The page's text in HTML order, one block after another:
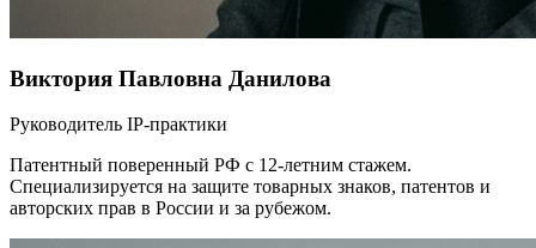
Виктория Павловна Данилова
Руководитель IP-практики
Патентный поверенный РФ с 12-летним стажем.
Специализируется на защите товарных знаков, патентов и
авторских прав в России и за рубежом.